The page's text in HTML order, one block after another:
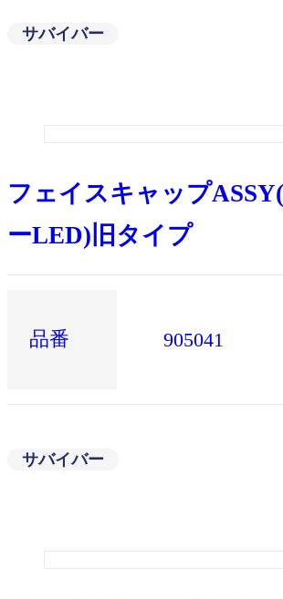
サバイバー
フェイスキャップ
ーLED)旧タイプ
品番 905041
サバイバー